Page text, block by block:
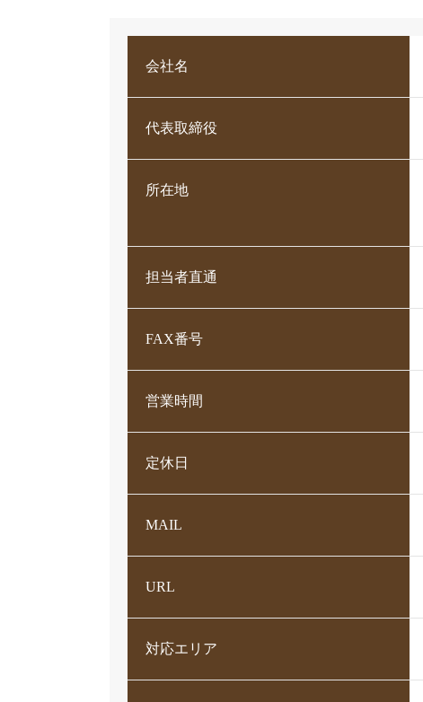
会社名
代表取締役
所在地
担当者直通
FAX番号
営業時間
定休日
MAIL
URL
対応エリア